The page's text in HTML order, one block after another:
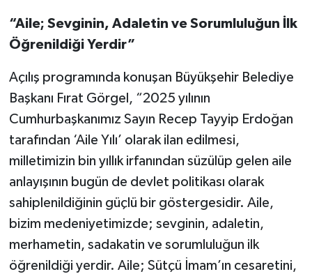
“Aile; Sevginin, Adaletin ve Sorumluluğun İlk
Öğrenildiği Yerdir”
Açılış programında konuşan Büyükşehir Belediye
Başkanı Fırat Görgel, “2025 yılının
Cumhurbaşkanımız Sayın Recep Tayyip Erdoğan
tarafından ‘Aile Yılı’ olarak ilan edilmesi,
milletimizin bin yıllık irfanından süzülüp gelen aile
anlayışının bugün de devlet politikası olarak
sahiplenildiğinin güçlü bir göstergesidir. Aile,
bizim medeniyetimizde; sevginin, adaletin,
merhametin, sadakatin ve sorumluluğun ilk
öğrenildiği yerdir. Aile; Sütçü İmam’ın cesaretini,